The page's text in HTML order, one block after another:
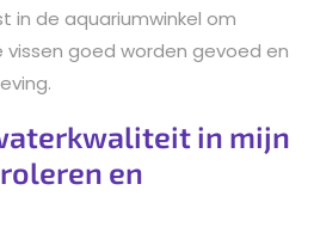
in de aquariumwinkel om
goed worden gevoed en
in mijn
en